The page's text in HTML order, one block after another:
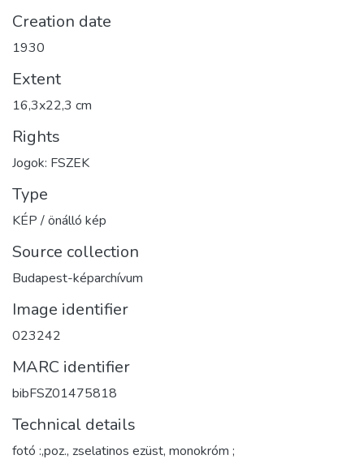
Creation date
1930
Extent
16,3x22,3 cm
Rights
Jogok: FSZEK
Type
KÉP / önálló kép
Source collection
Budapest-képarchívum
Image identifier
023242
MARC identifier
bibFSZ01475818
Technical details
fotó :,poz., zselatinos ezüst, monokróm ;